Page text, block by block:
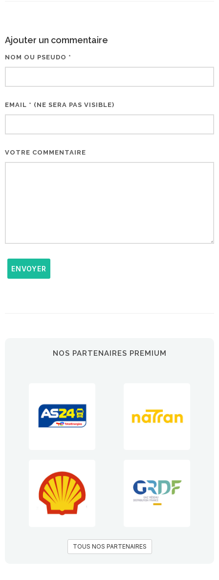
Ajouter un commentaire
NOM OU PSEUDO *
EMAIL * (NE SERA PAS VISIBLE)
VOTRE COMMENTAIRE
ENVOYER
NOS PARTENAIRES PREMIUM
TOUS NOS PARTENAIRES